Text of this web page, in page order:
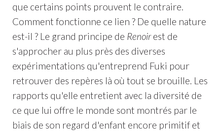
que certains points prouvent le contraire.
Comment fonctionne ce lien ? De quelle nature
est-il ? Le grand principe de Renoirest de
s'approcher au plus près des diverses
expérimentations qu'entreprend Fuki pour
retrouver des repères là où tout se brouille. Les
rapports qu'elle entretient avec la diversité de
ce que lui offre le monde sont montrés par le
biais de son regard d'enfant encore primitif et